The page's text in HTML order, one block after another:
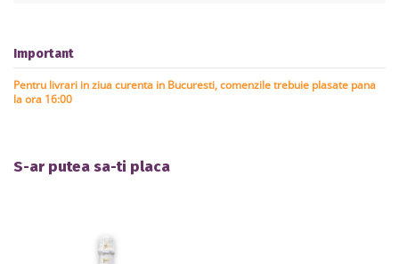
Important
Pentru livrari in ziua curenta in Bucuresti, comenzile trebuie plasate pana
la ora 16:00
S-ar putea sa-ti placa